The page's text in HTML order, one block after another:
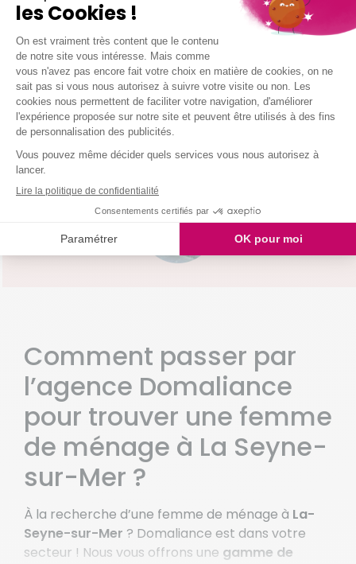
votre agence La Seyne-sur-mer
Toulon
La Garde
Six Fours Les Plages
La Valette Du Var
Ollioules
Le Revest Les Eaux
St Mandrier Sur Mer
La Seyne Sur Mer
Sanary Sur Mer
Comment passer par
l’agence Domaliance
pour trouver une femme
de ménage à La Seyne-
sur-Mer ?
À la recherche d’une femme de ménage à La-
Seyne-sur-Mer ? Domaliance est dans votre
secteur ! Nous vous offrons une gamme de